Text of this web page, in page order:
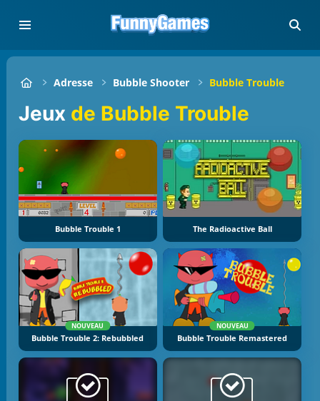
Adresse Bubble Shooter Bubble Trouble
Jeux de Bubble Trouble
Bubble Trouble 1 The Radioactive Ball
NOUVEAU
Bubble Trouble 2: Rebubbled
NOUVEAU
Bubble Trouble Remastered